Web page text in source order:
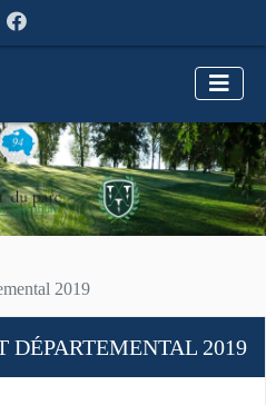
2019
DÉPARTEMENTAL 2019